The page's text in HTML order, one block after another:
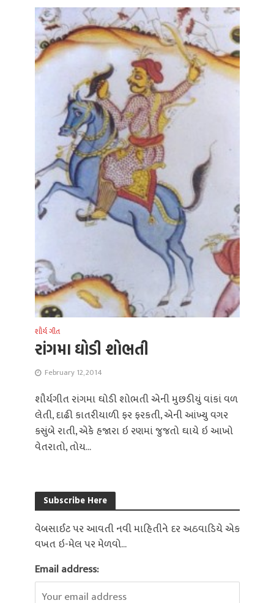
શૌર્ય ગીત
રાંગમા ઘોડી શોભતી
February 12, 2014
શૌર્યગીત રાંગમા ઘોડી શોભતી એની મુછડીયું વાંકાં વળ
લેતી, દાઢી કાતરીયાળી ફર ફરકતી, એની આંખ્યુ વગર
કસુંબે રાતી, એકે હજારા ઇ રણમાં જુજતો ઘાયે ઇ આખો
વેતરાતો, તોય...
Subscribe Here
વેબસાઈટ પર આવતી નવી માહિતીને દર અઠવાડિયે એક
વખત ઇ-મેલ પર મેળવો...
Email address: